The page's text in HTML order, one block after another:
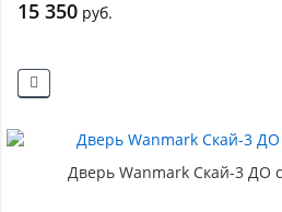
15 350 руб.
Дверь Wanmark Скай-3 ДО